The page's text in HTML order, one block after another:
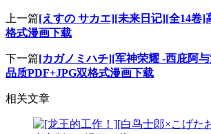
上一篇[えすの サカエ][未来日记][全14卷]
格式漫画下载
下一篇[カガノミハチ][军神荣耀 -西庇阿
品质PDF+JPG双格式漫画下载
相关文章